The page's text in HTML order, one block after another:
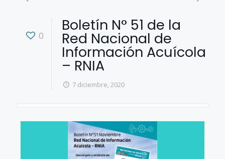
0
Boletín N° 51 de la
Red Nacional de
Información Acuícola
– RNIA
7 diciembre, 2020